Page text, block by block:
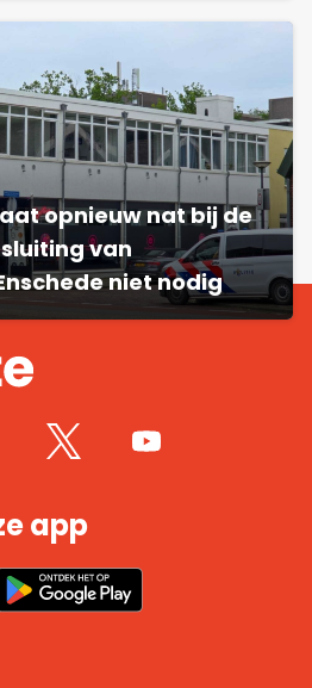
opnieuw nat bij de
van
niet nodig
app